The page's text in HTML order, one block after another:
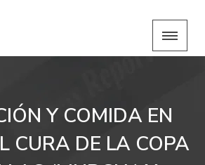
Y COMIDA EN
CURA DE LA COPA